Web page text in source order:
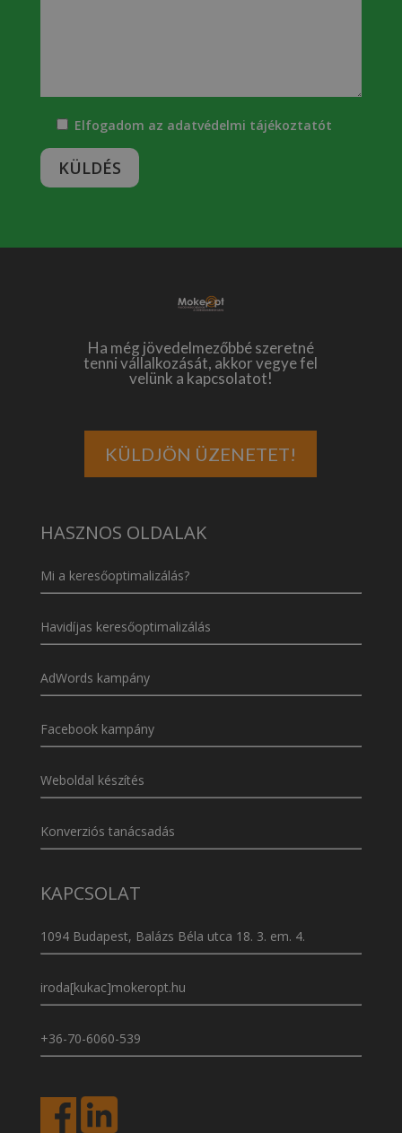
Elfogadom az adatvédelmi tájékoztatót
Ha még jövedelmezőbbé szeretné
tenni vállalkozását, akkor vegye fel
velünk a kapcsolatot!
KÜLDJÖN ÜZENETET!
HASZNOS OLDALAK
Mi a keresőoptimalizálás?
Havidíjas keresőoptimalizálás
AdWords kampány
Facebook kampány
Weboldal készítés
Konverziós tanácsadás
KAPCSOLAT
1094 Budapest, Balázs Béla utca 18. 3. em. 4.
iroda[kukac]mokeropt.hu
+36-70-6060-539